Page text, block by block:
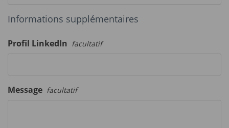
Informations supplémentaires
Profil LinkedIn facultatif
Message facultatif